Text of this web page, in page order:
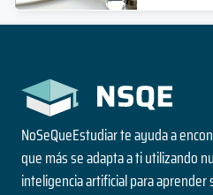
NoSeQueEstudiar te ayuda a
que más se adapta a ti utilizando
inteligencia artificial para